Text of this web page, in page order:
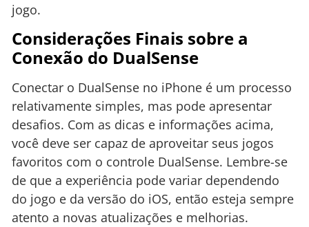
jogo.
Considerações Finais sobre a
Conexão do DualSense
Conectar o DualSense no iPhone é um processo
relativamente simples, mas pode apresentar
desafios. Com as dicas e informações acima,
você deve ser capaz de aproveitar seus jogos
favoritos com o controle DualSense. Lembre-se
de que a experiência pode variar dependendo
do jogo e da versão do iOS, então esteja sempre
atento a novas atualizações e melhorias.